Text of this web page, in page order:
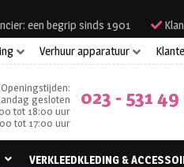
een begrip sinds 1901
Verhuur apparatuur
Openingstijden:
gesloten
tot 18:00 uur
tot 17:00 uur
023 - 531 49
VERKLEEDKLEDING &